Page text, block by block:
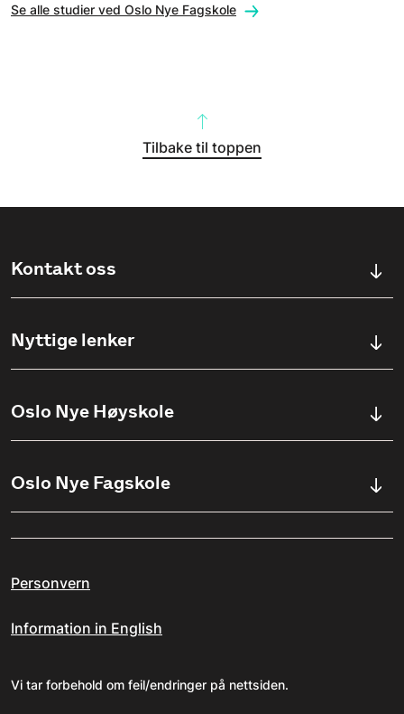
Se alle studier ved Oslo Nye Fagskole
Tilbake til toppen
Kontakt oss
Ullevålsveien 76, 0454 OSLO
(+47) 23 23 38 20
Nyttige lenker
Søknadsinfo
Pensumlister
Aktuelt
Arrangementer
Erasmus+
Oslo Nye Høyskole
Institutter
Oslo Nye Høyskole i media
Oslo Nye Fagskole
Om Fagskolen
Kvalitetsarbeid ved ONF
Personvernerklæring for ONF
Personvern
Information in English
Vi tar forbehold om feil/endringer på nettsiden.